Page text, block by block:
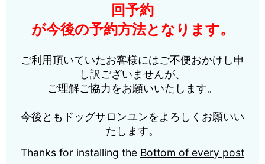
回予約
が今後の予約方法となります。
ご利用頂いていたお客様にはご不便おかけし申
し訳ございませんが、
ご理解ご協力をお願いいたします。
今後ともドッグサロンユンをよろしくお願いい
たします。
Thanks for installing the Bottom of every post